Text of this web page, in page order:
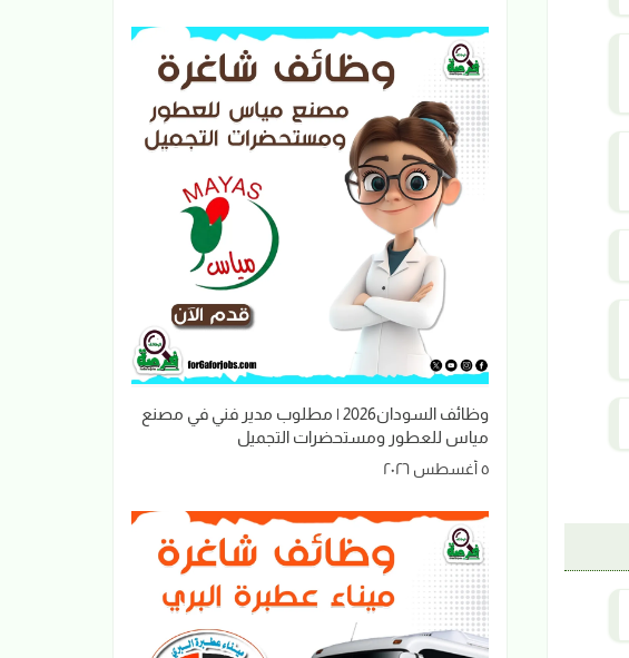
وظائف السودان2026 | مطلوب مدير فني في مصنع
مياس للعطور ومستحضرات التجميل
٥ أغسطس ٢٠٢٦